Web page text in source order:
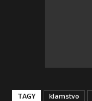
TAGY klamstvo